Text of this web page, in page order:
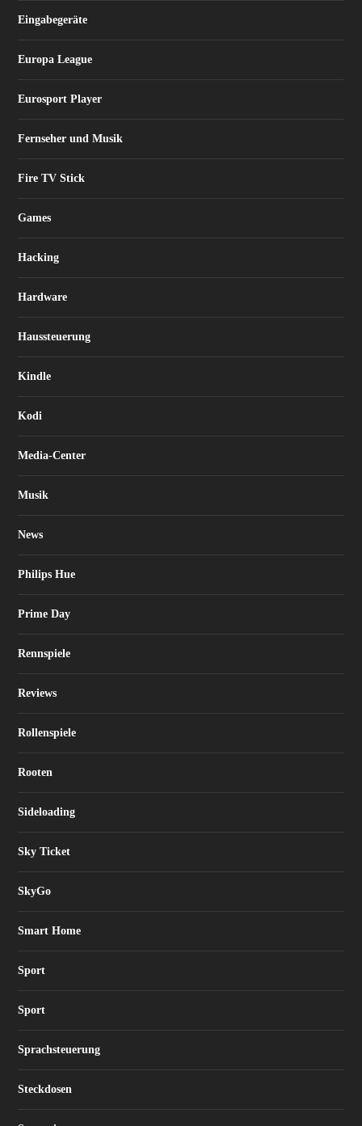
Eingabegeräte
Europa League
Eurosport Player
Fernseher und Musik
Fire TV Stick
Games
Hacking
Hardware
Haussteuerung
Kindle
Kodi
Media-Center
Musik
News
Philips Hue
Prime Day
Rennspiele
Reviews
Rollenspiele
Rooten
Sideloading
Sky Ticket
SkyGo
Smart Home
Sport
Sport
Sprachsteuerung
Steckdosen